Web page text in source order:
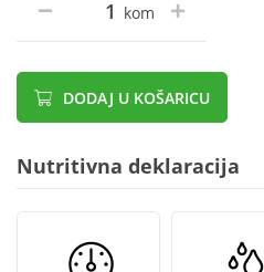
kom
DODAJ U KOŠARICU
Nutritivna deklaracija